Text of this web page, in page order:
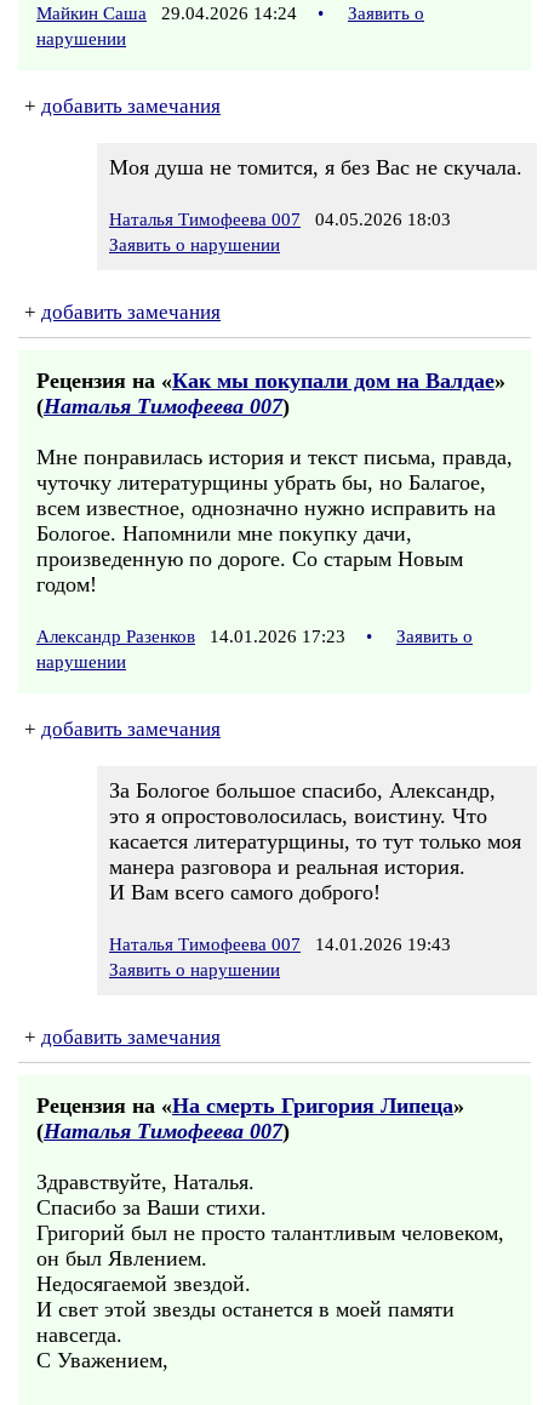
Майкин Саша 29.04.2026 14:24 •
Заявить о
нарушении
+ добавить замечания
Моя душа не томится, я без Вас не скучала.
Наталья Тимофеева 007 04.05.2026 18:03
Заявить о нарушении
+ добавить замечания
Рецензия на «Как мы покупали дом на Валдае»
(Наталья Тимофеева 007)
Мне понравилась история и текст письма, правда,
чуточку литературщины убрать бы, но Балагое,
всем известное, однозначно нужно исправить на
Бологое. Напомнили мне покупку дачи,
произведенную по дороге. Со старым Новым
годом!
Александр Разенков 14.01.2026 17:23 •
Заявить о
нарушении
+ добавить замечания
За Бологое большое спасибо, Александр,
это я опростоволосилась, воистину. Что
касается литературщины, то тут только моя
манера разговора и реальная история.
И Вам всего самого доброго!
Наталья Тимофеева 007 14.01.2026 19:43
Заявить о нарушении
+ добавить замечания
Рецензия на «На смерть Григория Липеца»
(Наталья Тимофеева 007)
Здравствуйте, Наталья.
Спасибо за Ваши стихи.
Григорий был не просто талантливым человеком,
он был Явлением.
Недосягаемой звездой.
И свет этой звезды останется в моей памяти
навсегда.
С Уважением,